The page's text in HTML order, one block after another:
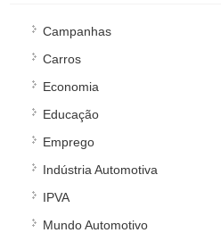
Campanhas
Carros
Economia
Educação
Emprego
Indústria Automotiva
IPVA
Mundo Automotivo